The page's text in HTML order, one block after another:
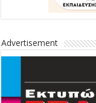
Advertisement